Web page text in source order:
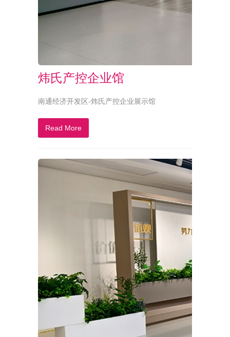
炜氏产控企业馆
南通经济开发区-炜氏产控企业展示馆
Read More